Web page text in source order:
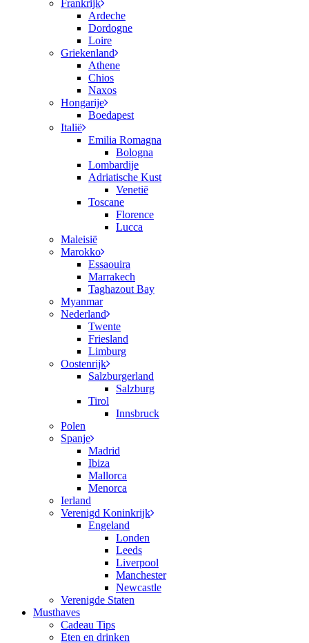
Frankrijk
Ardeche
Dordogne
Loire
Griekenland
Athene
Chios
Naxos
Hongarije
Boedapest
Italië
Emilia Romagna
Bologna
Lombardije
Adriatische Kust
Venetië
Toscane
Florence
Lucca
Maleisië
Marokko
Essaouira
Marrakech
Taghazout Bay
Myanmar
Nederland
Twente
Friesland
Limburg
Oostenrijk
Salzburgerland
Salzburg
Tirol
Innsbruck
Polen
Spanje
Madrid
Ibiza
Mallorca
Menorca
Ierland
Verenigd Koninkrijk
Engeland
Londen
Leeds
Liverpool
Manchester
Newcastle
Verenigde Staten
Musthaves
Cadeau Tips
Eten en drinken